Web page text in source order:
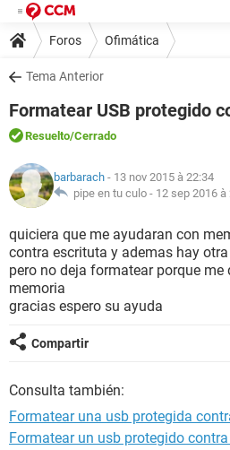
Foros Ofimática
Tema Anterior
Formatear USB protegido
Resuelto/Cerrado
barbarach - 13 nov 2015 à 22:34
pipe en tu culo - 12 sep 2016 à
quiciera que me ayudaran con
contra escrituta y ademas hay
pero no deja formatear porque me
memoria
gracias espero su ayuda
Compartir
Consulta también:
Formatear una usb protegida
Formatear un usb protegido